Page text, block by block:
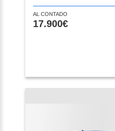
AL CONTADO
17.900€